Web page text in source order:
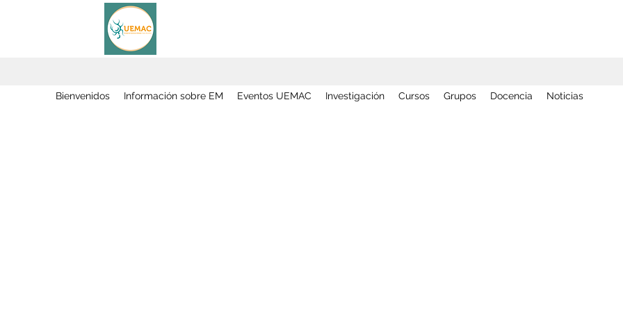
Bienvenidos Información sobre EM Eventos UEMAC Investigación Cursos Grupos Docencia Noticias